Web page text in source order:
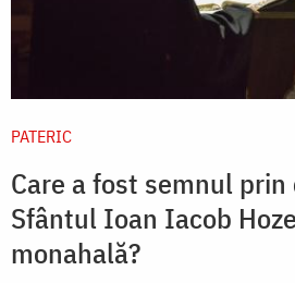
PATERIC
Care a fost semnul
Sfântul Ioan Iacob
monahală?